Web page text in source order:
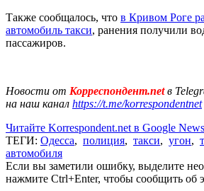
Также сообщалось, что в Кривом Роге
автомобиль такси, ранения получили
пассажиров.
Новости от Корреспондент.netв
на наш канал https://t.me/korrespondentnet
Читайте Korrespondent.net в Google News
ТЕГИ: Одесса, полиция, такси, угон,
автомобиля
Если вы заметили ошибку, выделите
нажмите Ctrl+Enter, чтобы сообщить об